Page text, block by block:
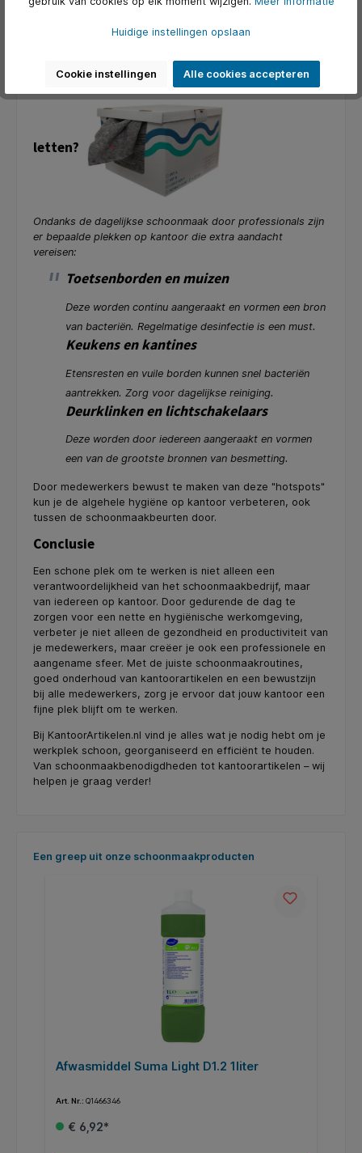
baat bij heeft. Het geeft medewerkers ook een gevoel
Hygiënische hotspots: Waar moet je extra op
letten?
Ondanks de dagelijkse schoonmaak door professionals zijn
er bepaalde plekken op kantoor die extra aandacht
vereisen:
Toetsenborden en muizen
Deze worden continu aangeraakt en vormen een bron
van bacteriën. Regelmatige desinfectie is een must.
Keukens en kantines
Etensresten en vuile borden kunnen snel bacteriën
aantrekken. Zorg voor dagelijkse reiniging.
Deurklinken en lichtschakelaars
Deze worden door iedereen aangeraakt en vormen
een van de grootste bronnen van besmetting.
Door medewerkers bewust te maken van deze "hotspots"
kun je de algehele hygiëne op kantoor verbeteren, ook
tussen de schoonmaakbeurten door.
Conclusie
Een schone plek om te werken is niet alleen een
verantwoordelijkheid van het schoonmaakbedrijf, maar
van iedereen op kantoor. Door gedurende de dag te
zorgen voor een nette en hygiënische werkomgeving,
verbeter je niet alleen de gezondheid en productiviteit van
je medewerkers, maar creëer je ook een professionele en
aangename sfeer. Met de juiste schoonmaakroutines,
goed onderhoud van kantoorartikelen en een bewustzijn
bij alle medewerkers, zorg je ervoor dat jouw kantoor een
fijne plek blijft om te werken.
Bij KantoorArtikelen.nl vind je alles wat je nodig hebt om je
werkplek schoon, georganiseerd en efficiënt te houden.
Van schoonmaakbenodigdheden tot kantoorartikelen – wij
helpen je graag verder!
Productgalerij overslaan
Een greep uit onze schoonmaakproducten
Afwasmiddel Suma Light D1.2 1liter
Art. Nr.: Q1466346
€ 6,92*
Huidige instellingen opslaan
Cookie instellingen Alle cookies accepteren